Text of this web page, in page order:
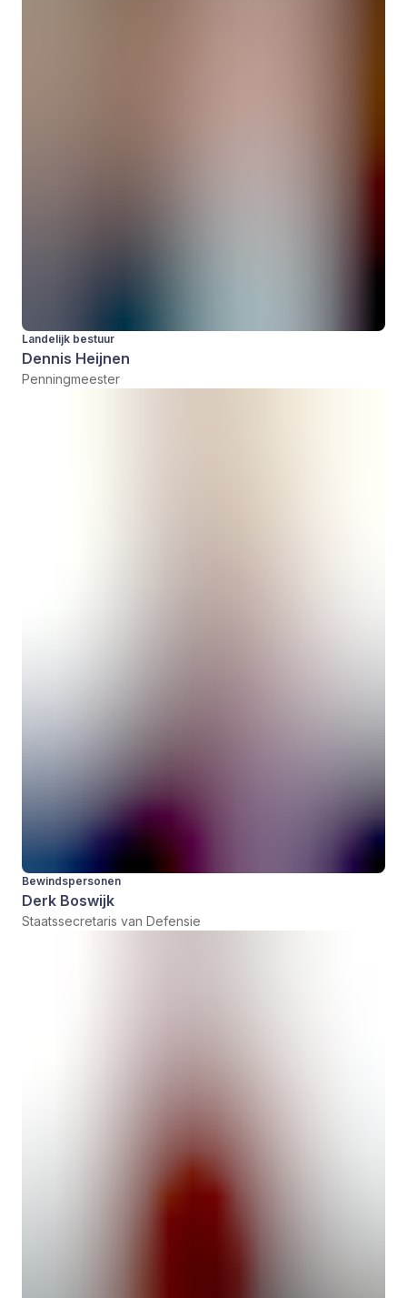
Landelijk bestuur
Dennis Heijnen
Penningmeester
Bewindspersonen
Derk Boswijk
Staatssecretaris van Defensie